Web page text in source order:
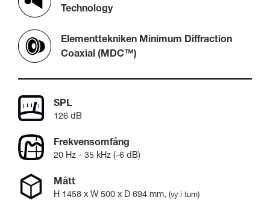
Technology
Elementtekniken Minimum Diffraction
Coaxial (MDC™)
SPL
126 dB
Frekvensomfång
20 Hz - 35 kHz (-6 dB)
Mått
H 1458 x W 500 x D 694 mm, (vy i tum)